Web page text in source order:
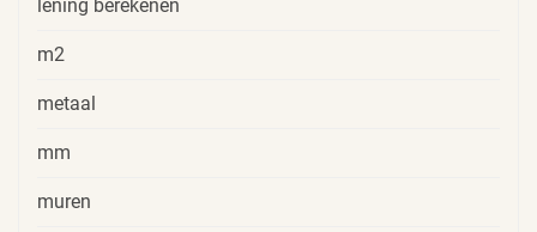
lening berekenen
m2
metaal
mm
muren